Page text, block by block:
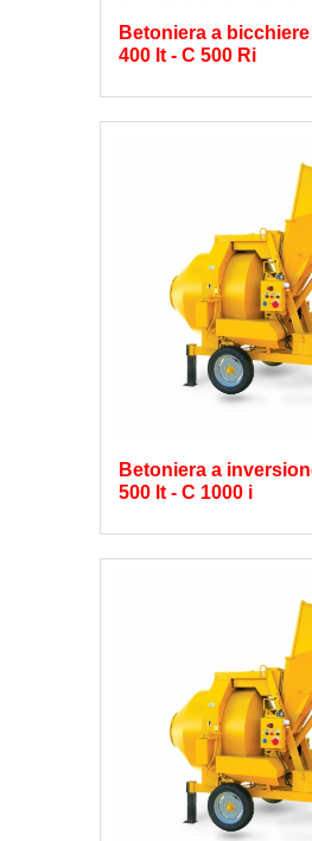
Betoniera a
400 lt - C 500 Ri
Betoniera a
500 lt - C 1000 i